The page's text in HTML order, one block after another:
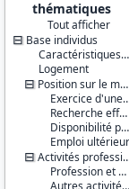
JEU DE
DONNÉES
thématiques
Tout afficher
Base individus
Caractéristiques individuelles
Logement
Position sur le marché du travail
Exercice d'une activité
Recherche effective d'un travail
Disponibilité pour travailler
Emploi ultérieur
Activités professionnelles
Profession et employeur principaux
Autres activités professionnelles
Identifiants :
lil-0859
doi:10.13144/
0859